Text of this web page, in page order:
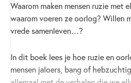
Waarom maken mensen ruzie met
waarom voeren ze oorlog? Willen
vrede samenleven…?
In dit boek lees je hoe ruzie en
mensen jaloers, bang of